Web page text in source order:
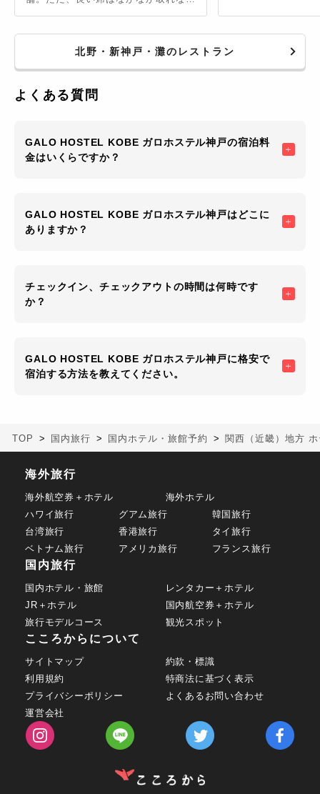
北野・新神戸・灘のレストラン
よくある質問
GALO HOSTEL KOBE ガロホステル神戸の宿泊料
金はいくらですか？
GALO HOSTEL KOBE ガロホステル神戸はどこに
ありますか？
チェックイン、チェックアウトの時間は何時です
か？
GALO HOSTEL KOBE ガロホステル神戸に格安で
宿泊する方法を教えてください。
TOP 国内旅行 国内ホテル・旅館予約 関西（近畿）地方
海外旅行
海外航空券＋ホテル
海外ホテル
ハワイ旅行
グアム旅行
韓国旅行
台湾旅行
香港旅行
タイ旅行
ベトナム旅行
アメリカ旅行 フランス旅行
国内旅行
国内ホテル・旅館
レンタカー＋ホテル
JR＋ホテル
国内航空券＋ホテル
旅行モデルコース
観光スポット
こころからについて
サイトマップ
約款・標識
利用規約
特商法に基づく表示
プライバシーポリシー
よくあるお問い合わせ
運営会社